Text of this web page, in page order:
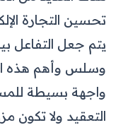
تحسين التجارة
يتم جعل التفاعل
وسلس وأهم هذه
واجهة بسيطة
التعقيد ولا